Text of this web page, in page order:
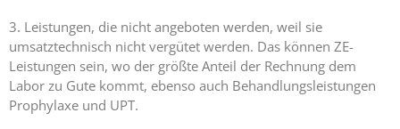
3. Leistungen, die nicht angeboten werden, weil sie
umsatztechnisch nicht vergütet werden. Das können ZE-
Leistungen sein, wo der größte Anteil der Rechnung dem
Labor zu Gute kommt, ebenso auch Behandlungsleistungen
Prophylaxe und UPT.